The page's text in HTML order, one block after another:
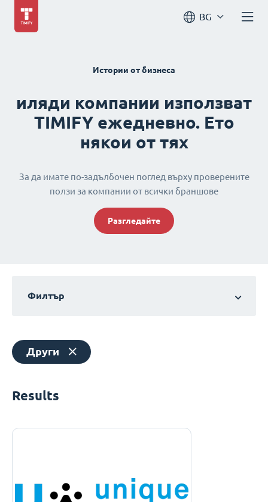
BG
Истории от бизнеса
иляди компании използват
TIMIFY ежедневно. Ето
някои от тях
За да имате по-задълбочен поглед върху проверените
ползи за компании от всички браншове
Разгледайте
Филтър
Други
Results